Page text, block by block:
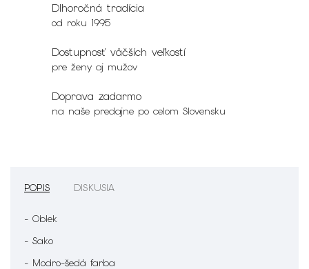
Dlhoročná tradícia
od roku 1995
Dostupnosť väčších veľkostí
pre ženy aj mužov
Doprava zadarmo
na naše predajne po celom Slovensku
POPIS DISKUSIA
- Oblek
- Sako
- Modro-šedá farba